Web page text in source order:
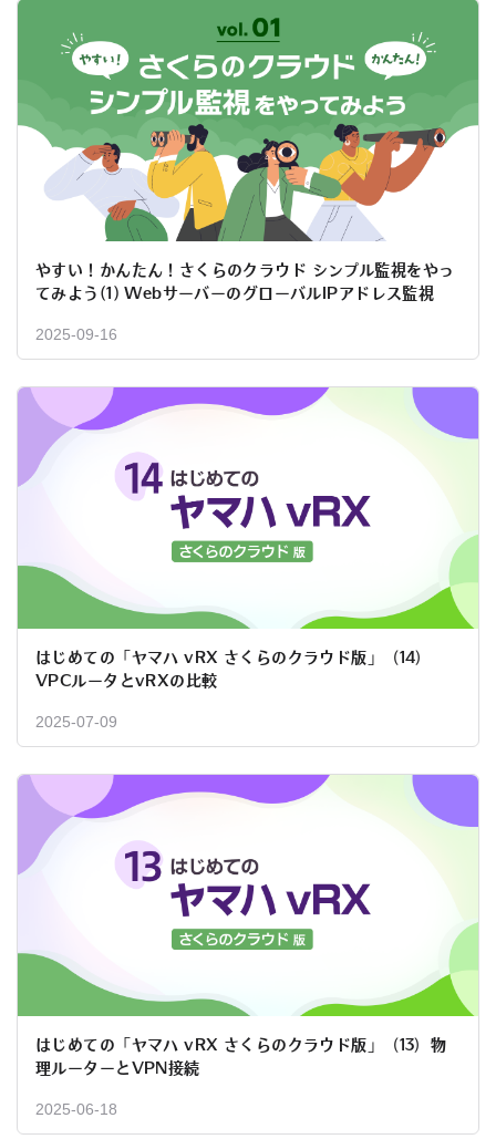
やすい！かんたん！さくらのクラウド シンプル監視をやっ
てみよう(1) WebサーバーのグローバルIPアドレス監視
2025-09-16
はじめての「ヤマハ vRX さくらのクラウド版」（14）
VPCルータとvRXの比較
2025-07-09
はじめての「ヤマハ vRX さくらのクラウド版」（13）物
理ルーターとVPN接続
2025-06-18